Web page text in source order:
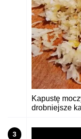
Kapustę
drobniejsze
3